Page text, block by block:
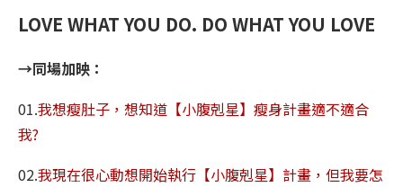
LOVE WHAT YOU DO. DO WHAT YOU LOVE
→同場加映：
01.我想瘦肚子，想知道【小腹剋星】瘦身計畫適不適合
我?
02.我現在很心動想開始執行【小腹剋星】計畫，但我要怎